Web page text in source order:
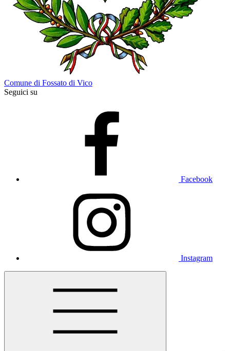
Comune di Fossato di Vico
Seguici su
Facebook
Instagram